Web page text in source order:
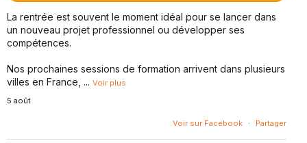
La rentrée est souvent le moment idéal pour se lancer dans
un nouveau projet professionnel ou développer ses
compétences.
Nos prochaines sessions de formation arrivent dans plusieurs
villes en France, ...Voir plus
5 août
Voir sur Facebook · Partager